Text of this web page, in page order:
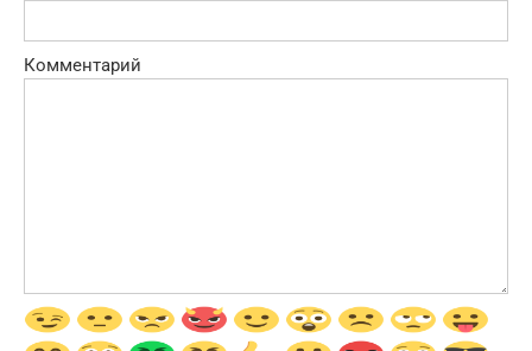
Комментарий